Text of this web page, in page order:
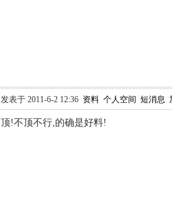
发表于 2011-6-2 12:36 资料 个人空间 短消息
顶!不顶不行,的确是好料!